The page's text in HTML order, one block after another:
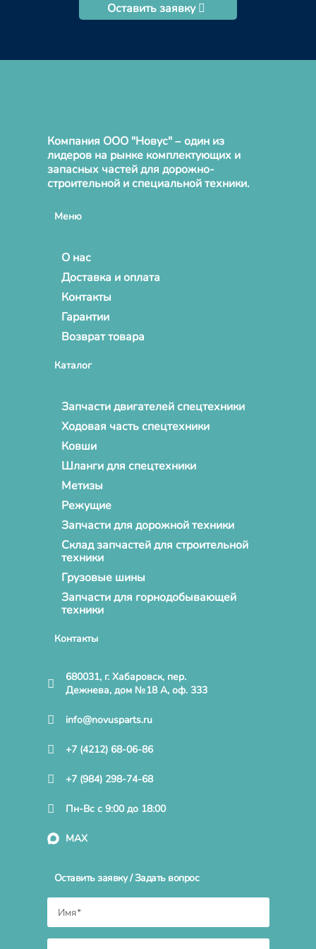
Оставить заявку
Компания ООО "Новус" – один из
лидеров на рынке комплектующих и
запасных частей для дорожно-
строительной и специальной техники.
Меню
О нас
Доставка и оплата
Контакты
Гарантии
Возврат товара
Каталог
Запчасти двигателей спецтехники
Ходовая часть спецтехники
Ковши
Шланги для спецтехники
Метизы
Режущие
Запчасти для дорожной техники
Склад запчастей для строительной
техники
Грузовые шины
Запчасти для горнодобывающей
техники
Контакты
680031, г. Хабаровск, пер.
Дежнева, дом №18 А, оф. 333
info@novusparts.ru
+7 (4212) 68-06-86
+7 (984) 298-74-68
Пн-Вс с 9:00 до 18:00
MAX
Оставить заявку / Задать вопрос